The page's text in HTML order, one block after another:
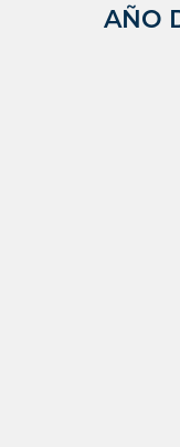
AÑO